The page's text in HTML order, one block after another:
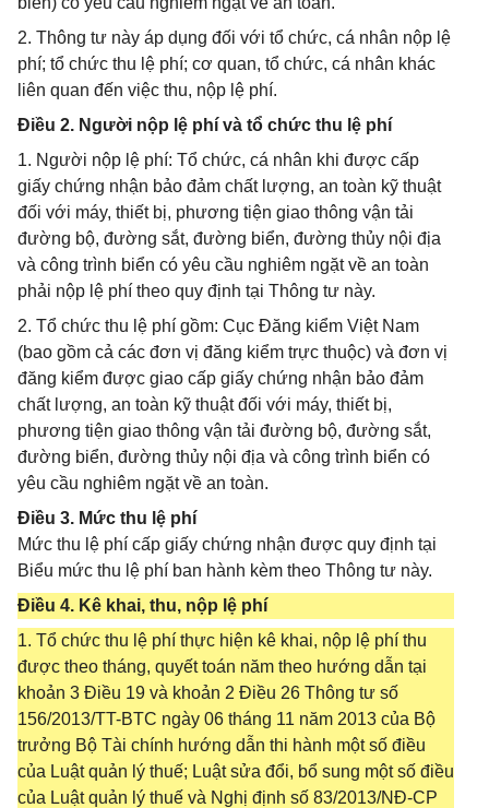
2. Thông tư này áp dụng đối với tổ chức, cá nhân nộp lệ
phí; tổ chức thu lệ phí; cơ quan, tổ chức, cá nhân khác
liên quan đến việc thu, nộp lệ phí.
Điều 2. Người nộp lệ phí và tổ chức thu lệ phí
1. Người nộp lệ phí: Tổ chức, cá nhân khi được cấp
giấy chứng nhận bảo đảm chất lượng, an toàn kỹ thuật
đối với máy, thiết bị, phương tiện giao thông vận tải
đường bộ, đường sắt, đường biển, đường thủy nội địa
và công trình biển có yêu cầu nghiêm ngặt về an toàn
phải nộp lệ phí theo quy định tại Thông tư này.
2. Tổ chức thu lệ phí gồm: Cục Đăng kiểm Việt Nam
(bao gồm cả các đơn vị đăng kiểm trực thuộc) và đơn vị
đăng kiểm được giao cấp giấy chứng nhận bảo đảm
chất lượng, an toàn kỹ thuật đối với máy, thiết bị,
phương tiện giao thông vận tải đường bộ, đường sắt,
đường biển, đường thủy nội địa và công trình biển có
yêu cầu nghiêm ngặt về an toàn.
Điều 3. Mức thu lệ phí
Mức thu lệ phí cấp giấy chứng nhận được quy định tại
Biểu mức thu lệ phí ban hành kèm theo Thông tư này.
Điều 4. Kê khai, thu, nộp lệ phí
1. Tổ chức thu lệ phí thực hiện kê khai, nộp lệ phí thu
được theo tháng, quyết toán năm theo hướng dẫn tại
khoản 3 Điều 19 và khoản 2 Điều 26 Thông tư số
156/2013/TT-BTC ngày 06 tháng 11 năm 2013 của Bộ
trưởng Bộ Tài chính hướng dẫn thi hành một số điều
của Luật quản lý thuế; Luật sửa đổi, bổ sung một số điều
của Luật quản lý thuế và Nghị định số 83/2013/NĐ-CP